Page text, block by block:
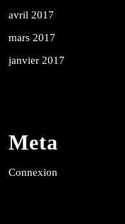
avril 2017
mars 2017
janvier 2017
Meta
Connexion